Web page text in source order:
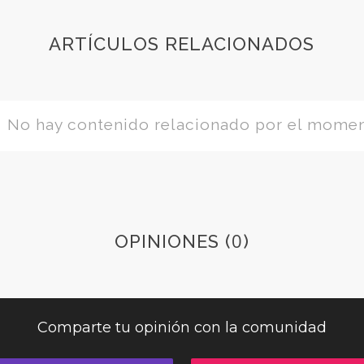
ARTÍCULOS RELACIONADOS
No hay contenido relacionado por el
OPINIONES (0)
Comparte tu opinión con la comunidad